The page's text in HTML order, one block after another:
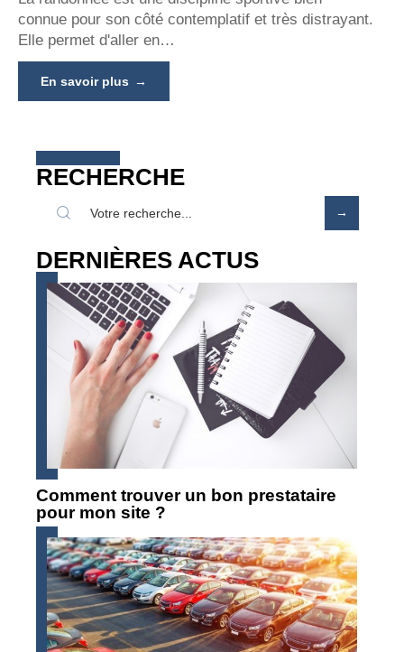
connue pour son côté contemplatif et très distrayant.
Elle permet d'aller en…
En savoir plus
RECHERCHE
DERNIÈRES ACTUS
Comment trouver un bon prestataire
pour mon site ?